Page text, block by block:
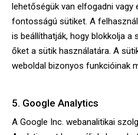
lehetőségük van elfogadni vagy
fontosságú sütiket. A
is beállíthatják, hogy blokkolja a
őket a sütik használatára. A
weboldal bizonyos funkcióinak
5. Google Analytics
A Google Inc. webanalitikai